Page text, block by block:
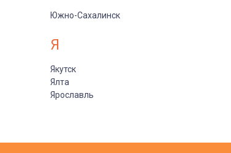
Южно-Сахалинск
Я
Якутск
Ялта
Ярославль